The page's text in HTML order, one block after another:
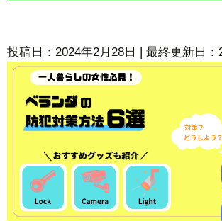
投稿日：2024年2月28日 | 最終更新日：